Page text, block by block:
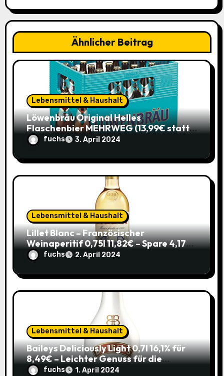
v
i
g
i
o
n
Ähnlicher Beitrag
Lebensmittel & Haushalt
Löwenbräu Original Helles
Flaschenbier MEHRWEG (13,99€ statt
17,49€) – Ein typisches Münchner
Original zum Sparpreis
fuchs 3. April 2024
Lebensmittel & Haushalt
Lillet Blanc – Französischer
Weinaperitif 0,75l 11,82€ – Spare 4,17€
im Sparabo
fuchs 2. April 2024
Lebensmittel & Haushalt
Baileys Deliciously Light 0,7l 16,1% für
8,49€ – Leichter Genuss für die
Sommerparty (ehem. 14,99€)
fuchs 1. April 2024